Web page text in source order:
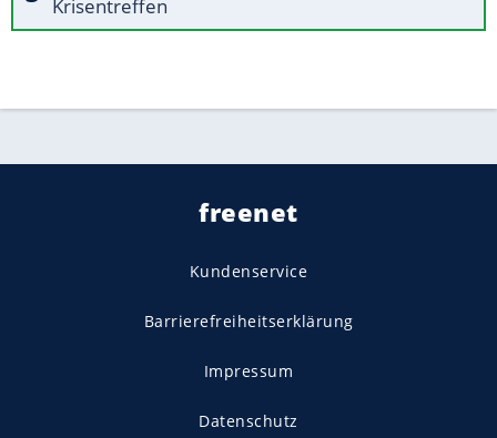
Krisentreffen
freenet
Kundenservice
Barrierefreiheitserklärung
Impressum
Datenschutz